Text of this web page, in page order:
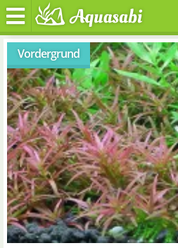
Vordergrund